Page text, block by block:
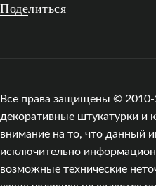
Поделиться
Все права защищены © 2010-
декоративные штукатурки и
внимание на то, что данный
исключительно
возможные технические